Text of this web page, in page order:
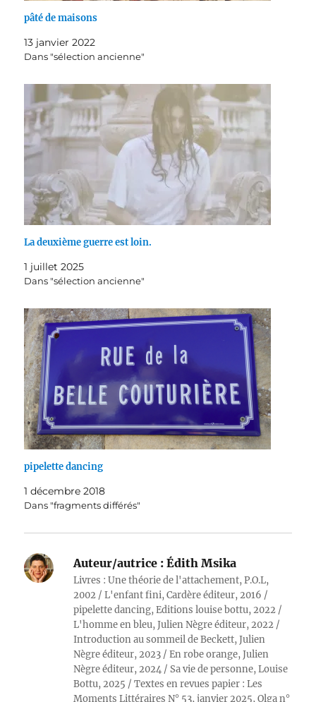
pâté de maisons
13 janvier 2022
Dans "sélection ancienne"
La deuxième guerre est loin.
1 juillet 2025
Dans "sélection ancienne"
pipelette dancing
1 décembre 2018
Dans "fragments différés"
Auteur/autrice : Édith Msika
Livres : Une théorie de l'attachement, P.O.L,
2002 / L'enfant fini, Cardère éditeur, 2016 /
pipelette dancing, Editions louise bottu, 2022 /
L'homme en bleu, Julien Nègre éditeur, 2022 /
Introduction au sommeil de Beckett, Julien
Nègre éditeur, 2023 / En robe orange, Julien
Nègre éditeur, 2024 / Sa vie de personne, Louise
Bottu, 2025 / Textes en revues papier : Les
Moments Littéraires N° 53, janvier 2025, Olga n°